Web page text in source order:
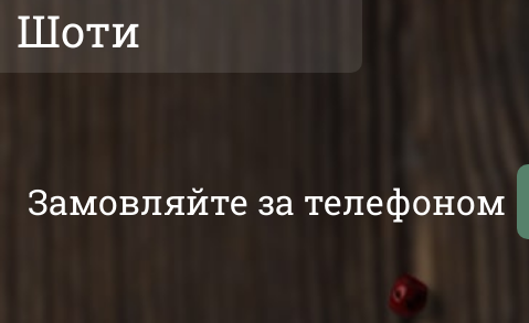
Шоти
Замовляйте за телефоном